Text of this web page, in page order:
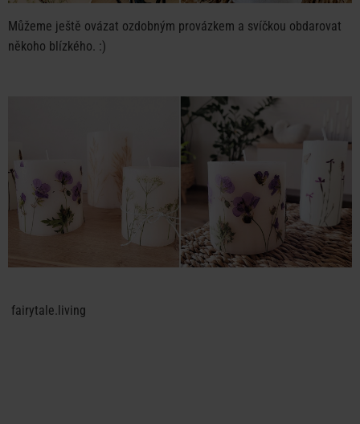
Můžeme ještě ovázat ozdobným provázkem a svíčkou obdarovat
někoho blízkého. :)
fairytale.living